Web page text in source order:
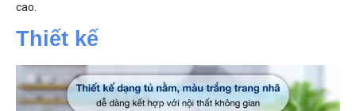
cao.
Thiết kế